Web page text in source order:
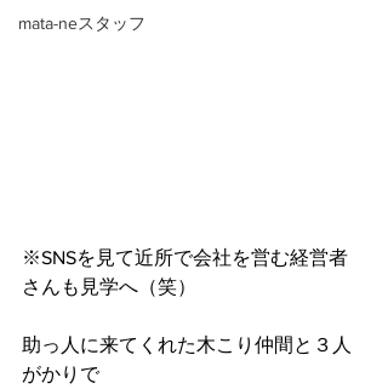
mata-neスタッフ
※SNSを見て近所で会社を営む経営者
さんも見学へ（笑）
助っ人に来てくれた木こり仲間と３人
がかりで